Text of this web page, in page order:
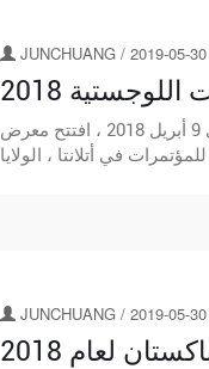
JUNCHUANG / 30-05-2019
2018
في 9 أبريل 2018 ، افتتح معرض Atlanta World Logistics Fair ، وهو أكبر معرض لحلول التصنيع والتوزيع
JUNCHUANG / 30-05-2019
لعام 2018